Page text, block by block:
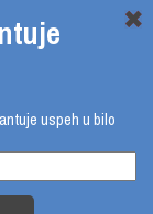
uspeh u bilo
011 4011 210